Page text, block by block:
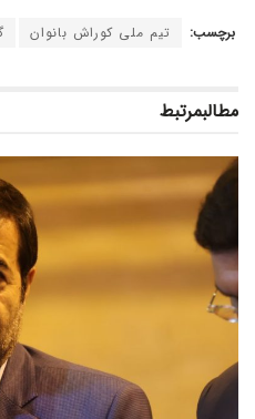
برچسب: تیم ملی کوراش بانوان
مطالبمرتبط